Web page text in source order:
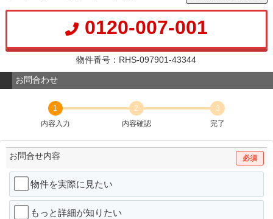
0120-007-001
物件番号：RHS-097901-43344
お問合わせ
1
内容入力
2
内容確認
3
完了
お問合せ内容 必須
物件を実際に見たい
もっと詳細が知りたい